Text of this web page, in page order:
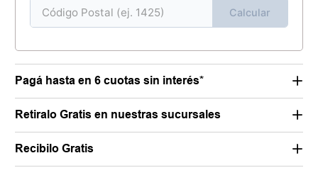
Calcular
Pagá hasta en 6 cuotas sin interés*
Retiralo Gratis en nuestras sucursales
Recibilo Gratis